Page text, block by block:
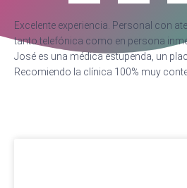
Excelente experiencia. Personal con
tanto telefónica como en persona
José es una médica estupenda, un
Recomiendo la clínica 100% muy